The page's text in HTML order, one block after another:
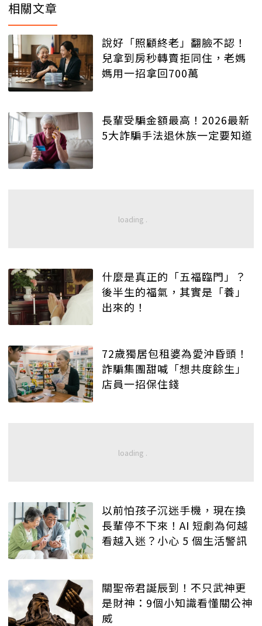
相關文章
說好「照顧終老」翻臉不認！
兒拿到房秒轉賣拒同住，老媽
媽用一招拿回700萬
長輩受騙金額最高！2026最新
5大詐騙手法退休族一定要知道
什麼是真正的「五福臨門」？
後半生的福氣，其實是「養」
出來的！
72歲獨居包租婆為愛沖昏頭！
詐騙集團甜喊「想共度餘生」
店員一招保住錢
以前怕孩子沉迷手機，現在換
長輩停不下來！AI 短劇為何越
看越入迷？小心 5 個生活警訊
關聖帝君誕辰到！不只武神更
是財神：9個小知識看懂關公神
威